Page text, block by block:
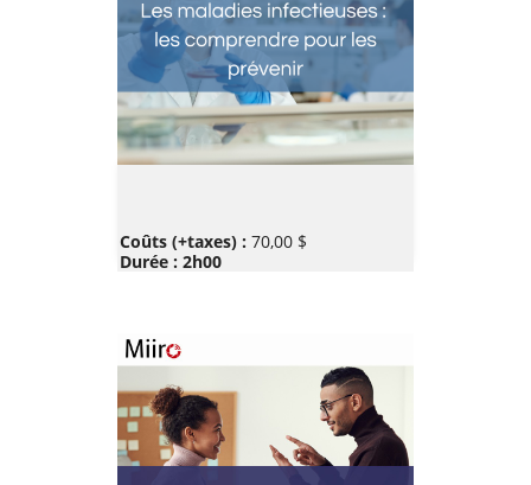
Prix
Coûts (+taxes) : 70,00 $
Durée : 2h00